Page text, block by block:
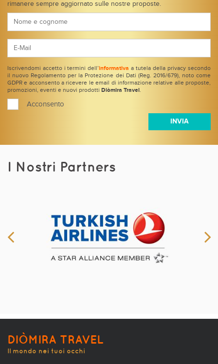
rimanere sempre aggiornato sulle nostre proposte.
Iscrivendomi accetto i termini dell’ informativa a tutela della privacy secondo
il nuovo Regolamento per la Protezione dei Dati (Reg. 2016/679), noto come
GDPR e acconsento a ricevere le email di informazione relative alle proposte,
promozioni, eventi e nuovi prodotti Diòmira Travel .
Acconsento
I Nostri Partners
DIÒMIRA TRAVEL
Il mondo nei tuoi occhi